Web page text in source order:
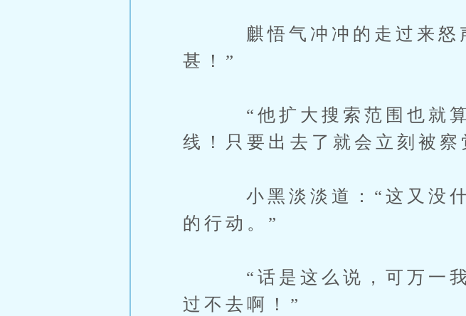
麒悟气冲冲的走过来怒声
甚！”
“他扩大搜索范围也就算
线！只要出去了就会立刻被察
小黑淡淡道：“这又没什
的行动。”
“话是这么说，可万一我
过不去啊！”